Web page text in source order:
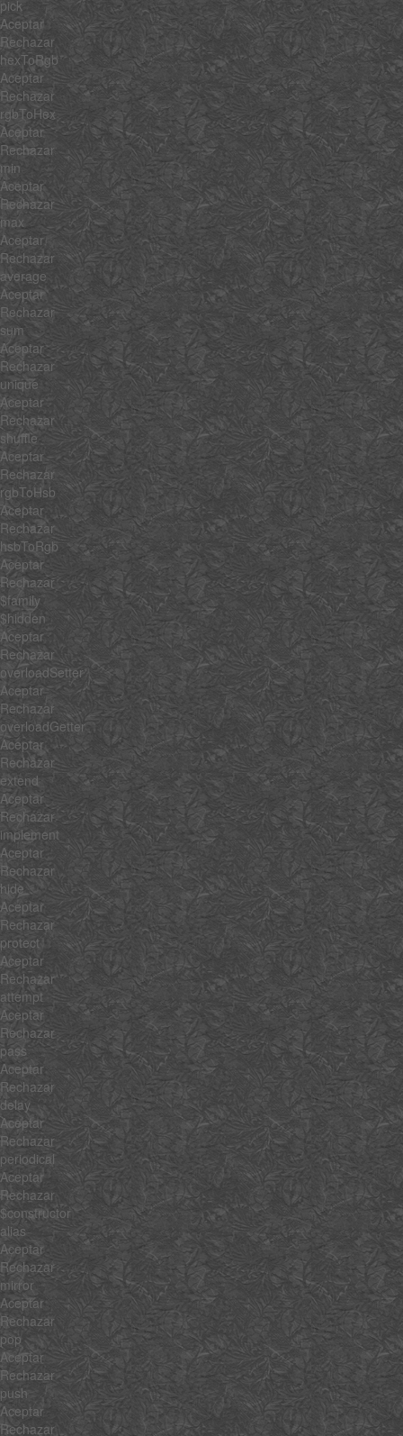
pick
Aceptar
Rechazar
hexToRgb
Aceptar
Rechazar
rgbToHex
Aceptar
Rechazar
min
Aceptar
Rechazar
max
Aceptar
Rechazar
average
Aceptar
Rechazar
sum
Aceptar
Rechazar
unique
Aceptar
Rechazar
shuffle
Aceptar
Rechazar
rgbToHsb
Aceptar
Rechazar
hsbToRgb
Aceptar
Rechazar
$family
$hidden
Aceptar
Rechazar
overloadSetter
Aceptar
Rechazar
overloadGetter
Aceptar
Rechazar
extend
Aceptar
Rechazar
implement
Aceptar
Rechazar
hide
Aceptar
Rechazar
protect
Aceptar
Rechazar
attempt
Aceptar
Rechazar
pass
Aceptar
Rechazar
delay
Aceptar
Rechazar
periodical
Aceptar
Rechazar
$constructor
alias
Aceptar
Rechazar
mirror
Aceptar
Rechazar
pop
Aceptar
Rechazar
push
Aceptar
Rechazar